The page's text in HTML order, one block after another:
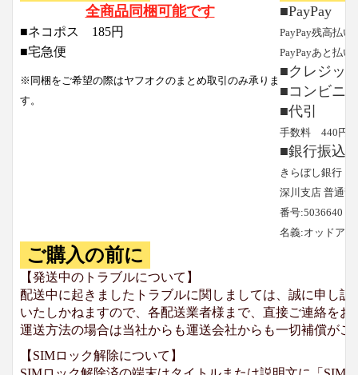
全商品同梱可能です
■ネコポス 185円
■宅急便
※同梱をご希望の際はヤフオクのまとめ取引のみ承りま
す。
■PayPay
PayPay残高払い
PayPayあと払い
■クレジッ
■コンビニ
■代引
手数料 440円と
■銀行振込
きらぼし銀行
深川支店 普通預
番号:5036640
名義:オッドア
ご購入の前に
【発送中のトラブルについて】
配送中に起きましたトラブルに関しましては、誠に申し
いたしかねますので、各配送業者様まで、直接ご連絡を
運送方法の場合は当社からも運送会社からも一切補償がご
【SIMロック解除について】